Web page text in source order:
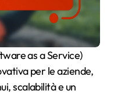
per le aziende,
scalabilità e un